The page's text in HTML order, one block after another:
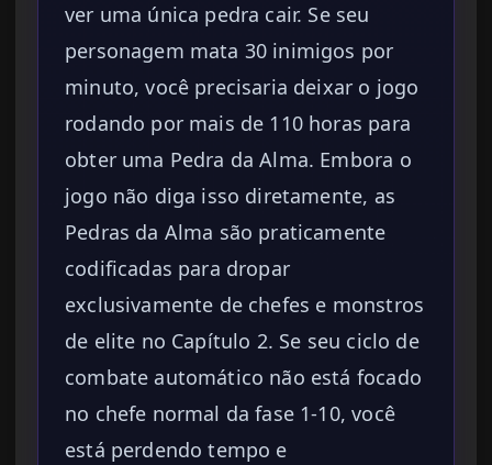
ver uma única pedra cair. Se seu
personagem mata 30 inimigos por
minuto, você precisaria deixar o jogo
rodando por mais de 110 horas para
obter uma Pedra da Alma. Embora o
jogo não diga isso diretamente, as
Pedras da Alma são praticamente
codificadas para dropar
exclusivamente de chefes e monstros
de elite no Capítulo 2. Se seu ciclo de
combate automático não está focado
no chefe normal da fase 1-10, você
está perdendo tempo e